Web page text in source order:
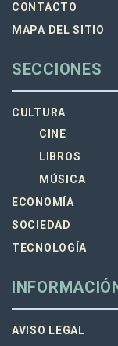
CONTACTO
MAPA DEL SITIO
SECCIONES
CULTURA
CINE
LIBROS
MÚSICA
ECONOMÍA
SOCIEDAD
TECNOLOGÍA
AVISO LEGAL